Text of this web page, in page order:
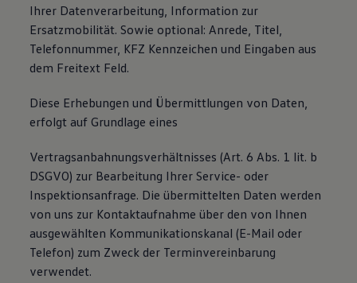
Ihrer Datenverarbeitung, Information zur
Ersatzmobilität. Sowie optional: Anrede, Titel,
Telefonnummer, KFZ Kennzeichen und Eingaben aus
dem Freitext Feld.
Diese Erhebungen und Übermittlungen von Daten,
erfolgt auf Grundlage eines
Vertragsanbahnungsverhältnisses (Art. 6 Abs. 1 lit. b
DSGVO) zur Bearbeitung Ihrer Service- oder
Inspektionsanfrage. Die übermittelten Daten werden
von uns zur Kontaktaufnahme über den von Ihnen
ausgewählten Kommunikationskanal (E-Mail oder
Telefon) zum Zweck der Terminvereinbarung
verwendet.